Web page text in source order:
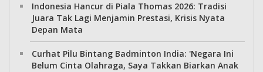
Indonesia Hancur di Piala Thomas 2026: Tradisi
Juara Tak Lagi Menjamin Prestasi, Krisis Nyata
Depan Mata
Curhat Pilu Bintang Badminton India: 'Negara Ini
Belum Cinta Olahraga, Saya Takkan Biarkan Anak